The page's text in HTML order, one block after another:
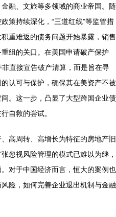
融、文旅等多领域的商业帝国。随
策持续深化，“三道红线”等监管措
重难返的债务问题开始暴露，销售
组的关口。在美国申请破产保护
直接宣告破产清算，而是旨在寻
认可与保护，确保其在美资产不被
。这一步，凸显了大型跨国企业债
自救的尝试。
高周转、高增长为特征的房地产旧
忽视风险管理的模式已难以为继，
对于中国经济而言，恒大的案例也
险，如何完善企业退出机制与金融